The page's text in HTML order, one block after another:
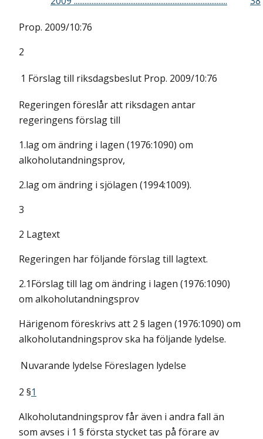
Prop. 2009/10:76
2
1 Förslag till riksdagsbeslut Prop. 2009/10:76
Regeringen föreslår att riksdagen antar
regeringens förslag till
1.lag om ändring i lagen (1976:1090) om
alkoholutandningsprov,
2.lag om ändring i sjölagen (1994:1009).
3
2 Lagtext
Regeringen har följande förslag till lagtext.
2.1Förslag till lag om ändring i lagen (1976:1090)
om alkoholutandningsprov
Härigenom föreskrivs att 2 § lagen (1976:1090) om
alkoholutandningsprov ska ha följande lydelse.
Nuvarande lydelse Föreslagen lydelse
2 §1
Alkoholutandningsprov får även i andra fall än
som avses i 1 § första stycket tas på förare av